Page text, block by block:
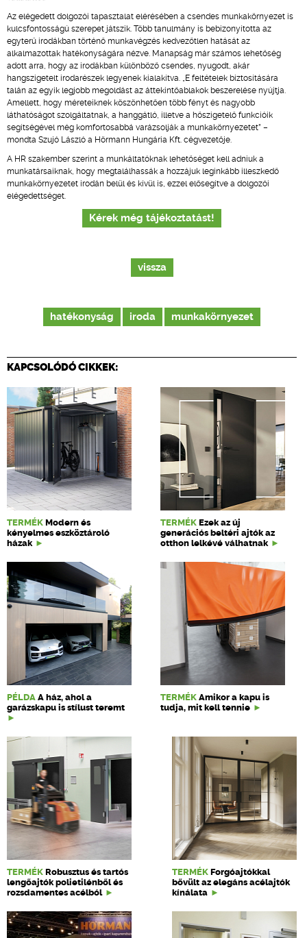
Az elégedett dolgozói tapasztalat elérésében a csendes munkakörnyezet is
kulcsfontosságú szerepet játszik. Több tanulmány is bebizonyította az
egyterű irodákban történő munkavégzés kedvezőtlen hatását az
alkalmazottak hatékonyságára nézve. Manapság már számos lehetőség
adott arra, hogy az irodákban különböző csendes, nyugodt, akár
hangszigetelt irodarészek legyenek kialakítva. „E feltételek biztosítására
talán az egyik legjobb megoldást az áttekintőablakok beszerelése nyújtja.
Amellett, hogy méreteiknek köszönhetően több fényt és nagyobb
láthatóságot szolgáltatnak, a hanggátló, illetve a hőszigetelő funkcióik
segítségével még komfortosabbá varázsolják a munkakörnyezetet” –
mondta Szujó László a Hörmann Hungária Kft. cégvezetője.
A HR szakember szerint a munkáltatóknak lehetőséget kell adniuk a
munkatársaiknak, hogy megtalálhassák a hozzájuk leginkább illeszkedő
munkakörnyezetet irodán belül és kívül is, ezzel elősegítve a dolgozói
elégedettséget.
Kérek még tájékoztatást!
vissza
hatékonyság iroda munkakörnyezet
KAPCSOLÓDÓ CIKKEK:
TERMÉK Modern és
kényelmes eszköztároló
házak
TERMÉK Ezek az új
generációs beltéri ajtók az
otthon lelkévé válhatnak
PÉLDA A ház, ahol a
garázskapu is stílust teremt
TERMÉK Amikor a kapu is
tudja, mit kell tennie
TERMÉK Robusztus és tartós
lengőajtók polietilénből és
rozsdamentes acélból
TERMÉK Forgóajtókkal
bővült az elegáns acélajtók
kínálata